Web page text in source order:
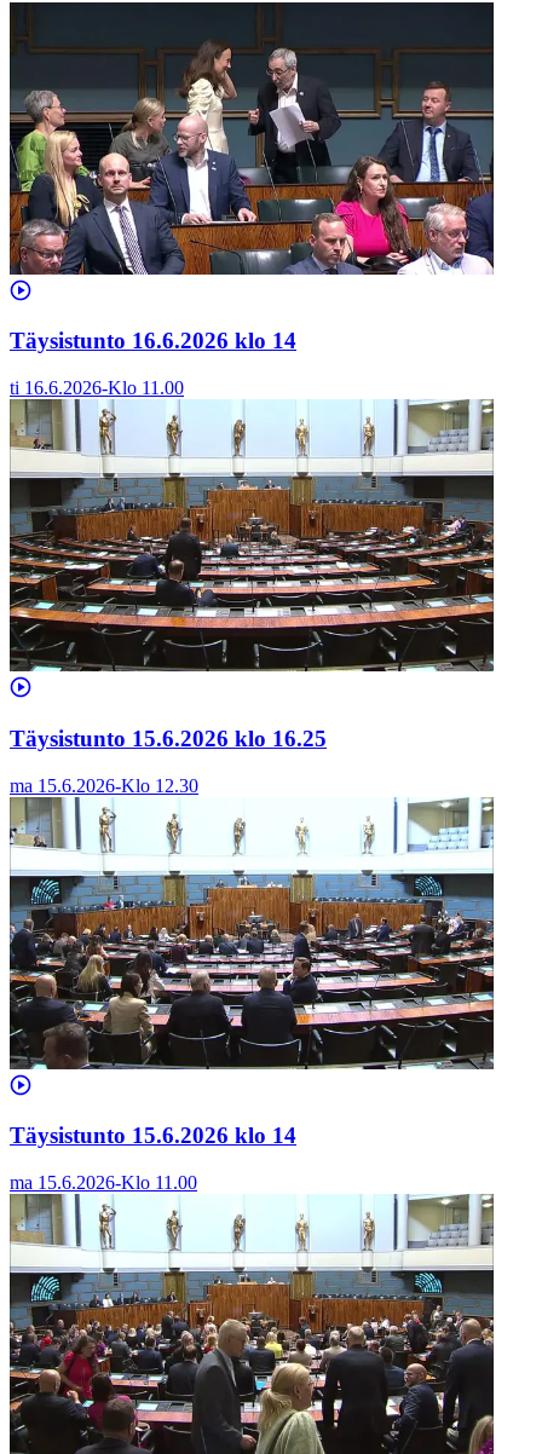
Täysistunto 16.6.2026 klo 14
ti 16.6.2026-Klo 11.00
Täysistunto 15.6.2026 klo 16.25
ma 15.6.2026-Klo 12.30
Täysistunto 15.6.2026 klo 14
ma 15.6.2026-Klo 11.00